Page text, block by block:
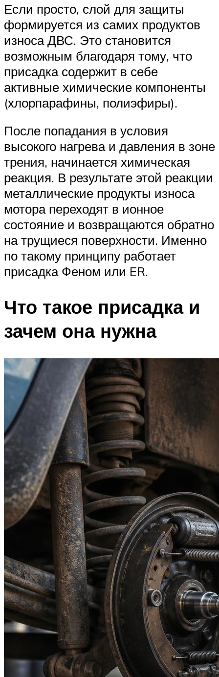
Если просто, слой для защиты
формируется из самих продуктов
износа ДВС. Это становится
возможным благодаря тому, что
присадка содержит в себе
активные химические компоненты
(хлорпарафины, полиэфиры).
После попадания в условия
высокого нагрева и давления в зоне
трения, начинается химическая
реакция. В результате этой реакции
металлические продукты износа
мотора переходят в ионное
состояние и возвращаются обратно
на трущиеся поверхности. Именно
по такому принципу работает
присадка Феном или ER.
Что такое присадка и
зачем она нужна